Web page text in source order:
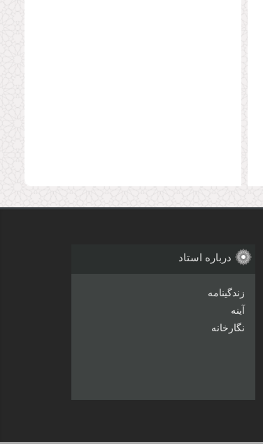
درباره استاد
زندگینامه
آینه
نگارخانه